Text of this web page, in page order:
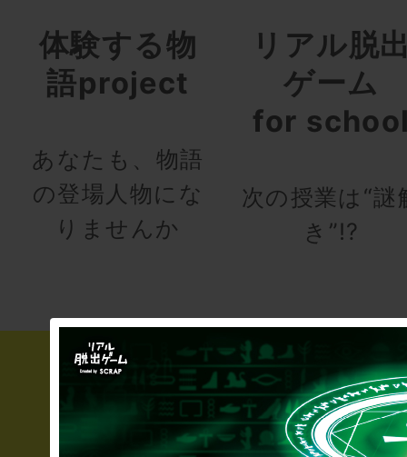
体験する物
語project
あなたも、物語
の登場人物にな
りませんか
リアル脱
ゲーム
for
次の授業は“謎
き”!?